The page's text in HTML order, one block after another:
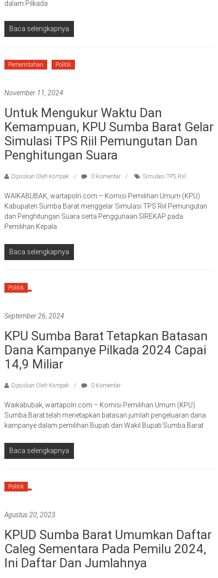
dalam Pilkada
Baca selengkapnya
Pemerintahan Politik
November 11, 2024
Untuk Mengukur Waktu Dan
Kemampuan, KPU Sumba Barat Gelar
Simulasi TPS Riil Pemungutan Dan
Penghitungan Suara
Diposkan Oleh:Kompak 0 Komentar Simulasi TPS Riil
WAIKABUBAK, wartapolri.com – Komisi Pemilihan Umum (KPU)
Kabupaten Sumba Barat menggelar Simulasi TPS Riil Pemungutan
dan Penghitungan Suara serta Penggunaan SIREKAP pada
Pemilihan Kepala
Baca selengkapnya
Politik
September 26, 2024
KPU Sumba Barat Tetapkan Batasan
Dana Kampanye Pilkada 2024 Capai
14,9 Miliar
Diposkan Oleh:Kompak 0 Komentar
Waikabubak, wartapolri.com – Komisi Pemilihan Umum (KPU)
Sumba Barat telah menetapkan batasan jumlah pengeluaran dana
kampanye dalam pemilihan Bupati dan Wakil Bupati Sumba Barat
Baca selengkapnya
Politik
Agustus 20, 2023
KPUD Sumba Barat Umumkan Daftar
Caleg Sementara Pada Pemilu 2024,
Ini Daftar Dan Jumlahnya